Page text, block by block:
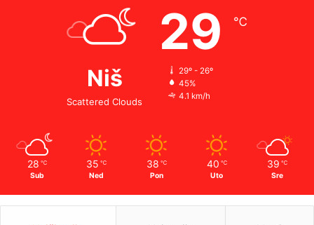
Niš
Scattered Clouds
29 ℃
29º - 26º
45%
4.1 km/h
28 ℃
Sub
35 ℃
Ned
38 ℃
Pon
40 ℃
Uto
39 ℃
Sre